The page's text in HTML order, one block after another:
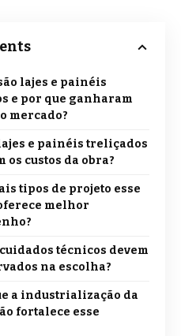
lajes e painéis
e por que ganharam
mercado?
e painéis treliçados
os custos da obra?
tipos de projeto esse
melhor
técnicos devem
na escolha?
a industrialização da
fortalece esse